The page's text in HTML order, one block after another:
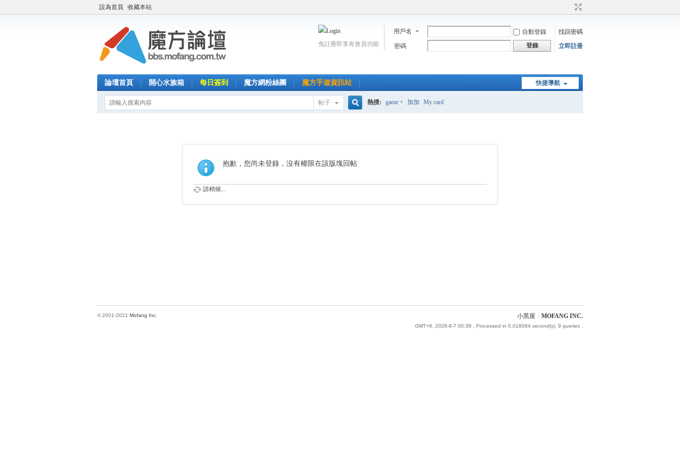
設為首頁 收藏本站
用戶名 自動登錄
找回密碼
密碼
登錄 立即註冊
免註冊即享有會員功能
快捷導航
論壇首頁 開心水族箱 每日簽到 魔方網粉絲團 魔方手遊資訊站
帖子
索
熱搜: game + 加加 My card
抱歉，您尚未登錄，沒有權限在該版塊回帖
請稍候...
小黑屋 MOFANG INC.
GMT+8, 2026-8-7 00:39 , Processed in 0.018084 second(s), 9 queries .
© 2001-2021 Mofang Inc.